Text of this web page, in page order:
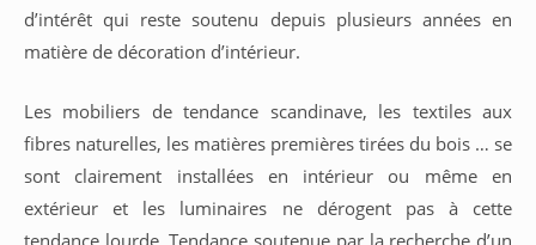
d’intérêt qui reste soutenu depuis plusieurs années en
matière de décoration d’intérieur.
Les mobiliers de tendance scandinave, les textiles aux
fibres naturelles, les matières premières tirées du bois … se
sont clairement installées en intérieur ou même en
extérieur et les luminaires ne dérogent pas à cette
tendance lourde. Tendance soutenue par la recherche d’un